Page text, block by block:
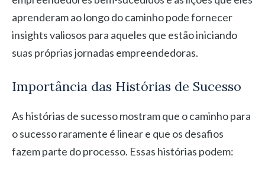
aprenderam ao longo do caminho pode fornecer
insights valiosos para aqueles que estão iniciando
suas próprias jornadas empreendedoras.
Importância das Histórias de Sucesso
As histórias de sucesso mostram que o caminho para
o sucesso raramente é linear e que os desafios
fazem parte do processo. Essas histórias podem: